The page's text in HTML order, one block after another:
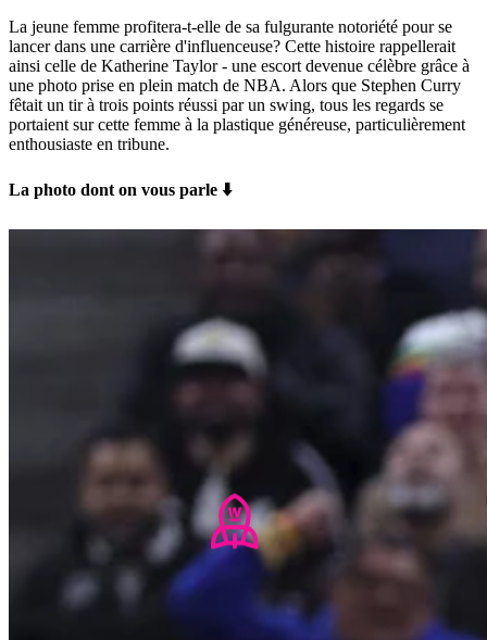
La jeune femme profitera-t-elle de sa fulgurante notoriété pour se
lancer dans une carrière d'influenceuse? Cette histoire rappellerait
ainsi celle de Katherine Taylor - une escort devenue célèbre grâce à
une photo prise en plein match de NBA. Alors que Stephen Curry
fêtait un tir à trois points réussi par un swing, tous les regards se
portaient sur cette femme à la plastique généreuse, particulièrement
enthousiaste en tribune.
La photo dont on vous parle ⬇️